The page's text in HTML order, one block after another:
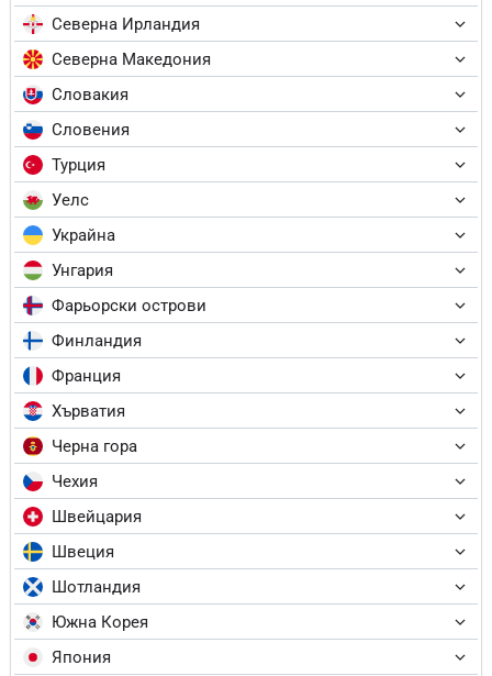
Северна Ирландия
Северна Македония
Словакия
Словения
Турция
Уелс
Украйна
Унгария
Фарьорски острови
Финландия
Франция
Хърватия
Черна гора
Чехия
Швейцария
Швеция
Шотландия
Южна Корея
Япония